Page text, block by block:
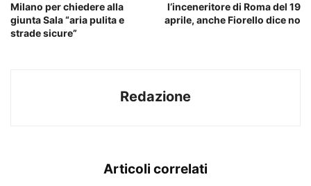
Milano per chiedere alla
giunta Sala “aria pulita e
strade sicure”
l’inceneritore di Roma del 19
aprile, anche Fiorello dice no
Redazione
Articoli correlati